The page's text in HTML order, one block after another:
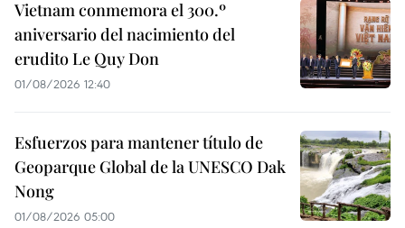
Vietnam conmemora el 300.º
aniversario del nacimiento del
erudito Le Quy Don
01/08/2026 12:40
Esfuerzos para mantener título de
Geoparque Global de la UNESCO Dak
Nong
01/08/2026 05:00